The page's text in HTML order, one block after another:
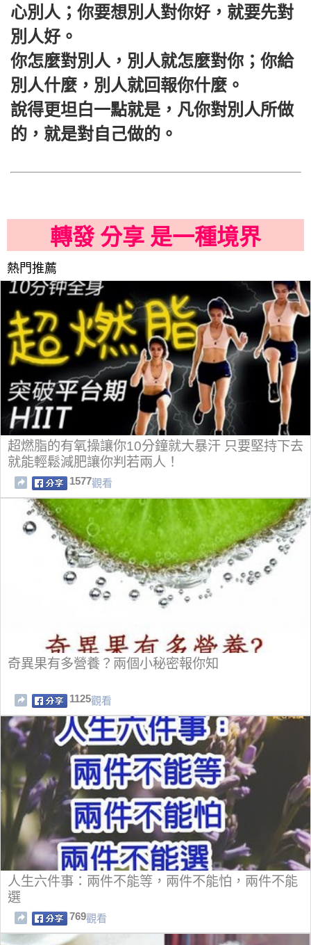
心別人；你要想別人對你好，就要先對
別人好。
你怎麼對別人，別人就怎麼對你；你給
別人什麼，別人就回報你什麼。
說得更坦白一點就是，凡你對別人所做
的，就是對自己做的。
轉發 分享 是一種境界
熱門推薦
超燃脂的有氧操讓你10分鐘就大暴汗 只要堅持下去
就能輕鬆減肥讓你判若兩人！
1577觀看
奇異果有多營養？兩個小秘密報你知
1125觀看
人生六件事：兩件不能等，兩件不能怕，兩件不能
選
769觀看